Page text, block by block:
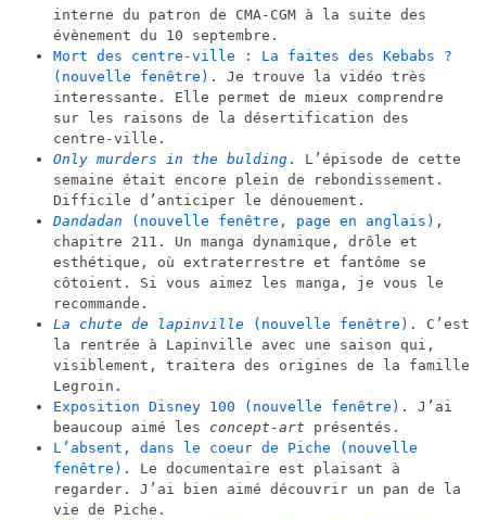
interne du patron de CMA-CGM à la suite des
évènement du 10 septembre.
Mort des centre-ville : La faites des Kebabs ?
(nouvelle fenêtre) . Je trouve la vidéo très
interessante. Elle permet de mieux comprendre
sur les raisons de la désertification des
centre-ville.
Only murders in the bulding. L’épisode de cette
semaine était encore plein de rebondissement.
Difficile d’anticiper le dénouement.
Dandadan
(nouvelle fenêtre, page en anglais) ,
chapitre 211. Un manga dynamique, drôle et
esthétique, où extraterrestre et fantôme se
côtoient. Si vous aimez les manga, je vous le
recommande.
La chute de lapinville
(nouvelle fenêtre) . C’est
la rentrée à Lapinville avec une saison qui,
visiblement, traitera des origines de la famille
Legroin.
Exposition Disney 100
(nouvelle fenêtre) . J’ai
beaucoup aimé les concept-art présentés.
L’absent, dans le coeur de Piche
(nouvelle
fenêtre) . Le documentaire est plaisant à
regarder. J’ai bien aimé découvrir un pan de la
vie de Piche.